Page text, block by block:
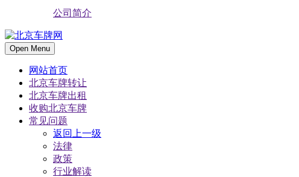
公司简介
Open Menu
网站首页
北京车牌转让
北京车牌出租
收购北京车牌
常见问题
返回上一级
法律
政策
行业解读